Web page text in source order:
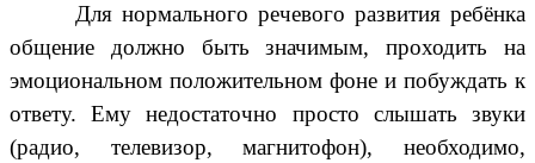
Для нормального речевого развития ребёнка
общение должно быть значимым, проходить на
эмоциональном положительном фоне и побуждать к
ответу. Ему недостаточно просто слышать звуки
(радио, телевизор, магнитофон), необходимо,